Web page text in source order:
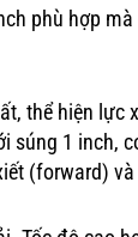
phù hợp
thể hiện lực
1 inch,
(forward)